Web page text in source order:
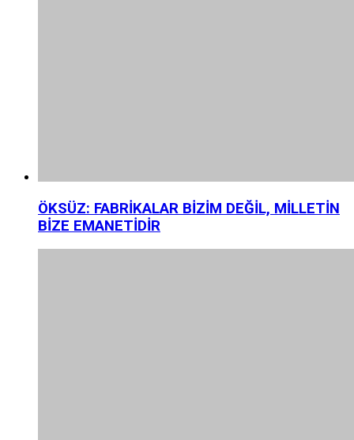
ÖKSÜZ: FABRİKALAR BİZİM DEĞİL, MİLLETİN
BİZE EMANETİDİR